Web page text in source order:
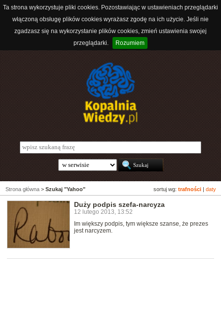
Ta strona wykorzystuje pliki cookies. Pozostawiając w ustawieniach przeglądarki
włączoną obsługę plików cookies wyrażasz zgodę na ich użycie. Jeśli nie
zgadzasz się na wykorzystanie plików cookies, zmień ustawienia swojej
przeglądarki.
Rozumiem
sortuj wg: trafności daty
Strona główna > Szukaj "Yahoo"
Duży podpis szefa-narcyza
12 lutego 2013, 13:52
Im większy podpis, tym większe szanse, że prezes
jest narcyzem.